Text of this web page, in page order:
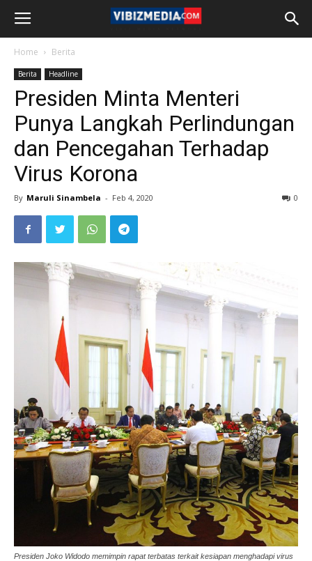
Home Berita
Berita Headline
Presiden Minta Menteri
Punya Langkah Perlindungan
dan Pencegahan Terhadap
Virus Korona
By Maruli Sinambela - Feb 4, 2020 0
Presiden Joko Widodo memimpin rapat terbatas terkait kesiapan menghadapi virus